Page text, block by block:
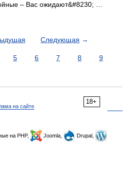
– Вас ожидают&#8230; …
Следующая →
5 6 7 8
9
18+
на сайте
на PHP, Joomla,
Drupal,